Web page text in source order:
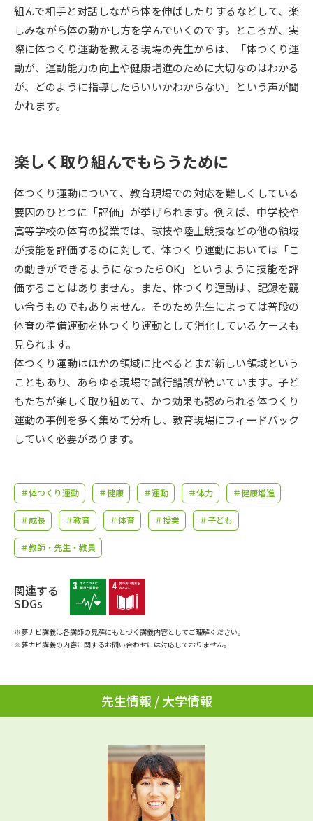
SELFBRAND特集ページ
オープンキャンパスなどを調べる
オープンキャンパス検索
受験準備 資料検索
志望校・出願校を調べる
併願校選び 受験スケジュールを立てよう
先輩が入学を決めた理由 テレメール全国一斉進学調査
新生活お役立ちガイド
学問発見 学問検索
学問のミニ講義「夢ナビ講義」 学問分野解説
学問の教科書
ユーザーサポート
Ｑ＆Ａ よくあるご質問 大学進学IDについて
個人情報取扱規定
訂正のご案内
組んで相手と対話しながら体を伸ばしたりするなどして、楽
しみながら体の動かし方を学んでいくのです。ところが、実
際に体つくり運動を教える現場の先生からは、「体つくり運
動が、運動能力の向上や健康増進のために大切なのはわかる
が、どのように指導したらいいかわからない」という声が聞
かれます。
楽しく取り組んでもらうために
体つくり運動について、教育現場での対応を難しくしている
要因のひとつに「評価」が挙げられます。例えば、中学校や
高等学校の体育の授業では、球技や陸上競技などの他の領域
が技能を評価するのに対して、体つくり運動においては「こ
の動きができるようになったらOK」というように技能を評
価することはありません。また、体つくり運動は、記録を競
い合うものでもありません。そのため先生によっては普段の
体育の準備運動を体つくり運動として消化しているケースも
見られます。
体つくり運動はほかの領域に比べるとまだ新しい領域という
こともあり、あらゆる現場で試行錯誤が続いています。子ど
もたちが楽しく取り組めて、かつ効果も認められる体つくり
運動の事例を多く集めて分析し、教育現場にフィードバック
していく必要があります。
＃体つくり運動 ＃健康 ＃運動 ＃体力 ＃健康増進
＃成長 ＃教育 ＃体育 ＃授業 ＃子ども
＃教師・先生・教員
関連する
SDGs
※夢ナビ講義は各講師の見解にもとづく講義内容としてご理解ください。
※夢ナビ講義の内容に関するお問い合わせには対応しておりません。
先生情報 / 大学情報